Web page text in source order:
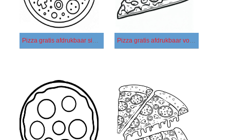
Pizza gratis afdrukbaar simpel Pizza gratis afdrukbaar voor kinderen